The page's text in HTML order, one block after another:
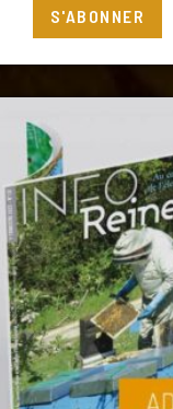
adhérent ?
réduction !
S'ABONNER